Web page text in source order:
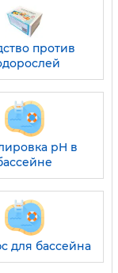
против
pH в
для бассейна